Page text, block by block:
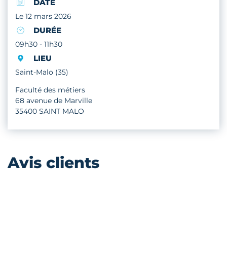
DATE
Le 12 mars 2026
DURÉE
09h30 - 11h30
LIEU
Saint-Malo (35)
Faculté des métiers
68 avenue de Marville
35400 SAINT MALO
Avis clients